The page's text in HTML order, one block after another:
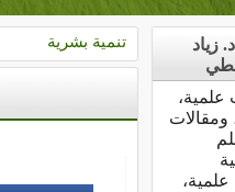
تنمية بشرية
Zeiad Moussa د. زياد
علمية،
ومقالات
علمية،